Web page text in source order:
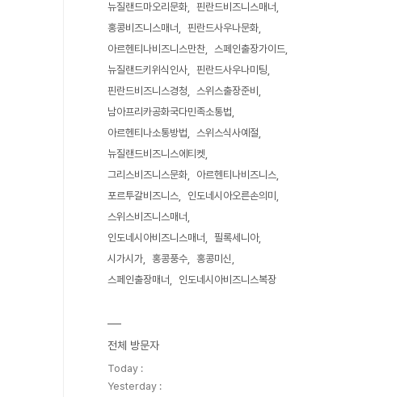
뉴질랜드마오리문화
핀란드비즈니스매너
홍콩비즈니스매너
핀란드사우나문화
아르헨티나비즈니스만찬
스페인출장가이드
뉴질랜드키위식인사
핀란드사우나미팅
핀란드비즈니스경청
스위스출장준비
남아프리카공화국다민족소통법
아르헨티나소통방법
스위스식사예절
뉴질랜드비즈니스에티켓
그리스비즈니스문화
아르헨티나비즈니스
포르투갈비즈니스
인도네시아오른손의미
스위스비즈니스매너
인도네시아비즈니스매너
필록세니아
시가시가
홍콩풍수
홍콩미신
스페인출장매너
인도네시아비즈니스복장
전체 방문자
Today :
Yesterday :